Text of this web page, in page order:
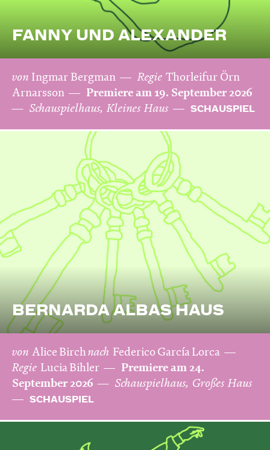
FANNY UND ALEXANDER
von Ingmar Bergman Regie Thorleifur Örn
Arnarsson
Premiere am 19. September 2026
Schauspielhaus, Kleines Haus
SCHAUSPIEL
BERNARDA ALBAS HAUS
von Alice Birch nach Federico García Lorca
Regie Lucia Bihler
Premiere am 24.
September 2026
Schauspielhaus, Großes Haus
SCHAUSPIEL